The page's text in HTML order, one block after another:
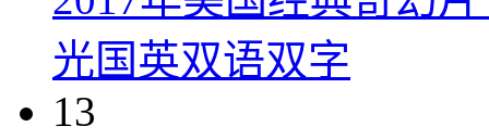
光国英双语双字
13